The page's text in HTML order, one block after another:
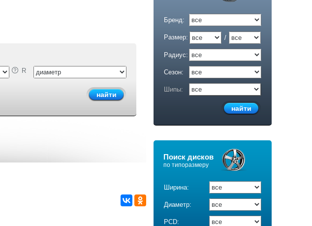
Бренд:
Размер: /
Радиус:
Сезон:
Шипы:
Поиск дисков
по типоразмеру
Ширина:
Диаметр:
PCD:
R